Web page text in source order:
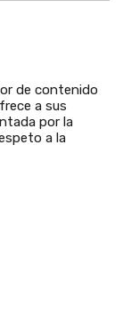
de contenido
a sus
por la
a la